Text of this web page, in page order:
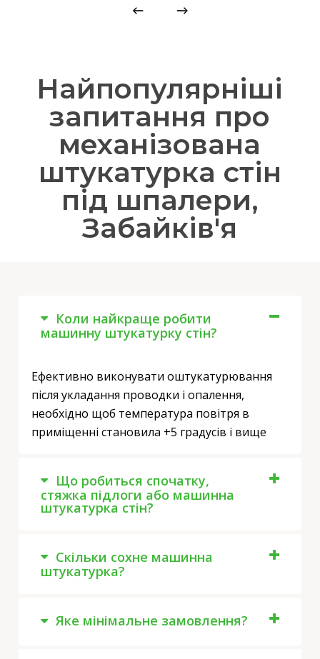
Найпопулярніші
запитання про
механізована
штукатурка стін
під шпалери,
Забайків'я
Коли найкраще робити
машинну штукатурку стін?
Ефективно виконувати оштукатурювання
після укладання проводки і опалення,
необхідно щоб температура повітря в
приміщенні становила +5 градусів і вище
Що робиться спочатку,
стяжка підлоги або машинна
штукатурка стін?
Скільки сохне машинна
штукатурка?
Яке мінімальне замовлення?